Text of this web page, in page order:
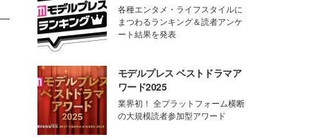
各種エンタメ・ライフスタイルに
まつわるランキング＆読者アンケ
ート結果を発表
モデルプレス ベストドラマア
ワード2025
業界初！ 全プラットフォーム横断
の大規模読者参加型アワード